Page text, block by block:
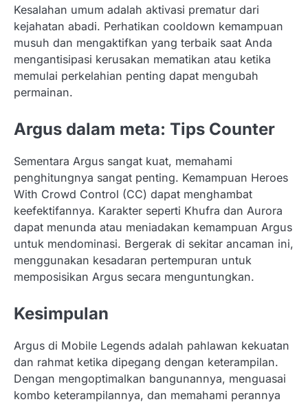
Kesalahan umum adalah aktivasi prematur dari
kejahatan abadi. Perhatikan cooldown kemampuan
musuh dan mengaktifkan yang terbaik saat Anda
mengantisipasi kerusakan mematikan atau ketika
memulai perkelahian penting dapat mengubah
permainan.
Argus dalam meta: Tips Counter
Sementara Argus sangat kuat, memahami
penghitungnya sangat penting. Kemampuan Heroes
With Crowd Control (CC) dapat menghambat
keefektifannya. Karakter seperti Khufra dan Aurora
dapat menunda atau meniadakan kemampuan Argus
untuk mendominasi. Bergerak di sekitar ancaman ini,
menggunakan kesadaran pertempuran untuk
memposisikan Argus secara menguntungkan.
Kesimpulan
Argus di Mobile Legends adalah pahlawan kekuatan
dan rahmat ketika dipegang dengan keterampilan.
Dengan mengoptimalkan bangunannya, menguasai
kombo keterampilannya, dan memahami perannya